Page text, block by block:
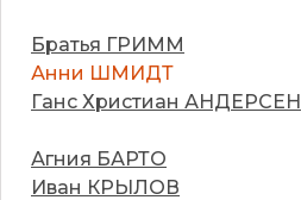
Братья ГРИММ
Анни ШМИДТ
Ганс Христиан АНДЕРСЕН
Агния БАРТО
Иван КРЫЛОВ